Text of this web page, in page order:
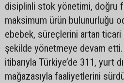
disiplinli stok yönetimi, doğru
maksimum ürün bulunurluğu
ebebek, süreçlerini artan
şekilde yönetmeye devam
itibarıyla Türkiye’de 311, yurt
mağazasıyla faaliyetlerini